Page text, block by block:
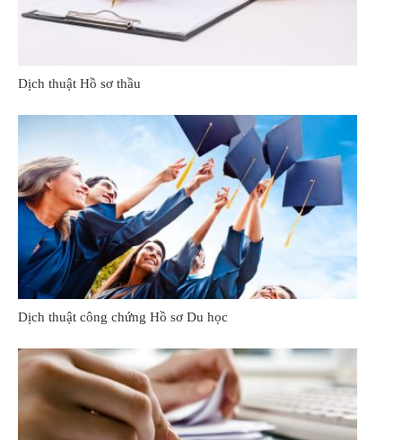
Dịch thuật Hồ sơ thầu
Dịch thuật công chứng Hồ sơ Du học